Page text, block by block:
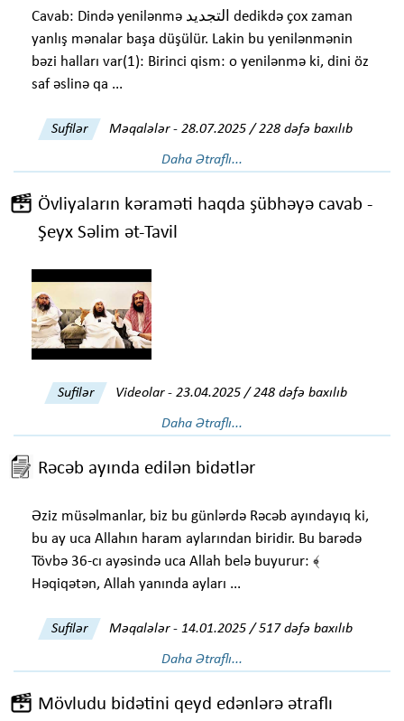
Cavab: Dində yenilənmə التجديد dedikdə çox zaman
yanlış mənalar başa düşülür. Lakin bu yenilənmənin
bəzi halları var(1): Birinci qism: o yenilənmə ki, dini öz
saf əslinə qa ...
Sufilər Məqalələr- 28.07.2025 / 228 dəfə baxılıb
Daha Ətraflı...
Övliyaların kəraməti haqda şübhəyə cavab -
Şeyx Səlim ət-Tavil
Sufilər Videolar- 23.04.2025 / 248 dəfə baxılıb
Daha Ətraflı...
Rəcəb ayında edilən bidətlər
Əziz müsəlmanlar, biz bu günlərdə Rəcəb ayındayıq ki,
bu ay uca Allahın haram aylarından biridir. Bu barədə
Tövbə 36-cı ayəsində uca Allah belə buyurur: ﴾
Həqiqətən, Allah yanında ayları ...
Sufilər Məqalələr- 14.01.2025 / 517 dəfə baxılıb
Daha Ətraflı...
Mövludu bidətini qeyd edənlərə ətraflı